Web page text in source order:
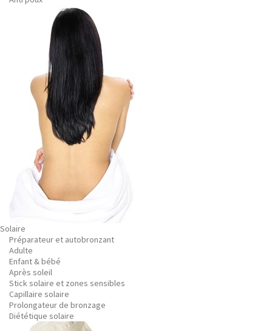
Solaire
Préparateur et autobronzant
Adulte
Enfant & bébé
Après soleil
Stick solaire et zones sensibles
Capillaire solaire
Prolongateur de bronzage
Diététique solaire